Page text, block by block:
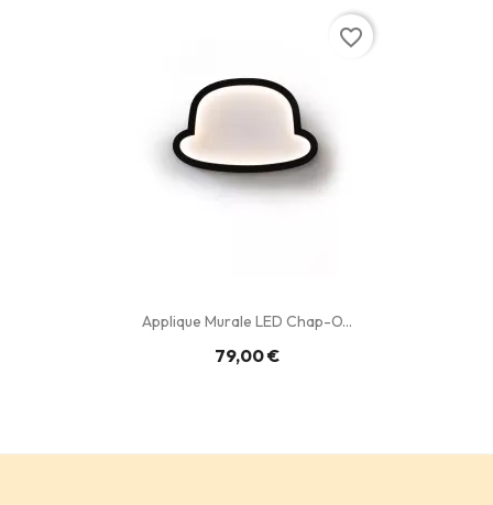
Applique Murale LED Chap-O...
79,00 €
favorite_border